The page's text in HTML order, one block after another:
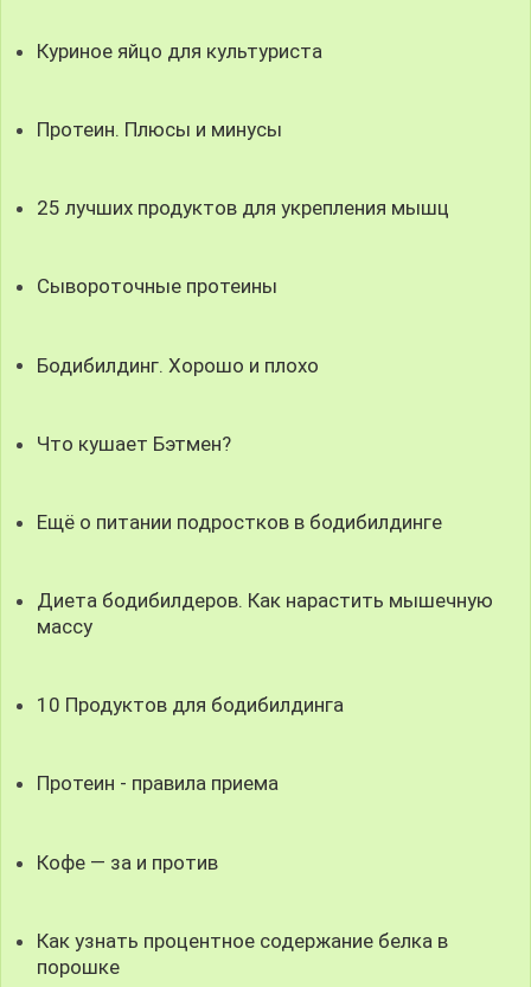
Куриное яйцо для культуриста
Протеин. Плюсы и минусы
25 лучших продуктов для укрепления мышц
Сывороточные протеины
Бодибилдинг. Хорошо и плохо
Что кушает Бэтмен?
Ещё о питании подростков в бодибилдинге
Диета бодибилдеров. Как нарастить мышечную
массу
10 Продуктов для бодибилдинга
Протеин - правила приема
Кофе — за и против
Как узнать процентное содержание белка в
порошке